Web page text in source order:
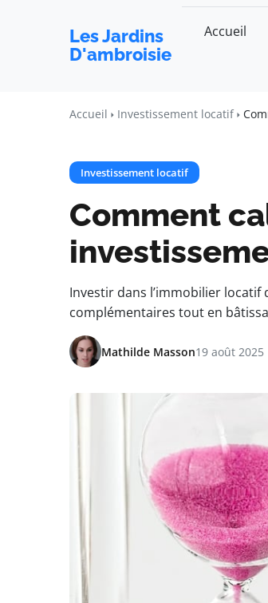
Les Jardins
D'ambroisie
Accueil
Accueil Investissement locatif
Investissement locatif
Comment
Investir dans l’immobilier locatif
complémentaires tout en
Mathilde Masson19 août 2025